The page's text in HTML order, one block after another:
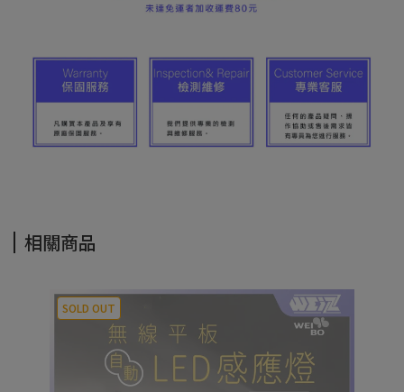
相關商品
SOLD OUT